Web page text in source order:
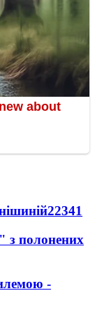
22341
з полонених
-